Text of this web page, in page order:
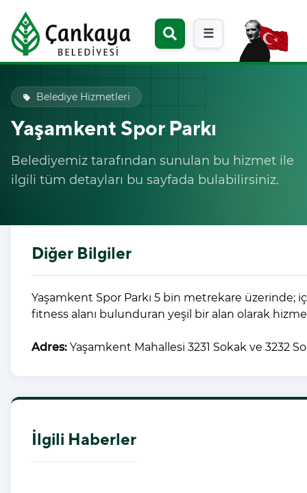
☰
local_offer Belediye Hizmetleri
Yaşamkent Spor Parkı
Belediyemiz tarafından sunulan bu hizmet ile
ilgili tüm detayları bu sayfada bulabilirsiniz.
Diğer Bilgiler
Yaşamkent Spor Parkı 5 bin metrekare üzerinde;
fitness alanı bulunduran yeşil bir alan olarak
Adres: Yaşamkent Mahallesi 3231 Sokak ve 3232
İlgili Haberler